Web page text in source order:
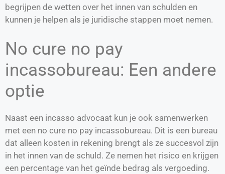
begrijpen de wetten over het innen van schulden en
kunnen je helpen als je juridische stappen moet nemen.
No cure no pay
incassobureau: Een andere
optie
Naast een incasso advocaat kun je ook samenwerken
met een no cure no pay incassobureau. Dit is een bureau
dat alleen kosten in rekening brengt als ze succesvol zijn
in het innen van de schuld. Ze nemen het risico en krijgen
een percentage van het geïnde bedrag als vergoeding.